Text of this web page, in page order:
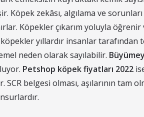
Köpek zekâsı, algılama ve
Köpekler çıkarım yoluyla öğrenir
yıllardır insanlar
neden olarak sayılabilir.
Petshop köpek fiyatları 2022
belgesi olması, aşılarının tam